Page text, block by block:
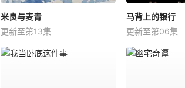
米良与麦青
更新至第13集
马背上的银行
更新至第06集